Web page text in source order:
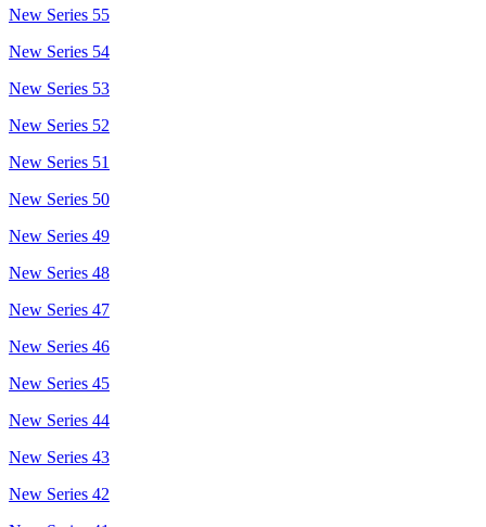
New Series 55
New Series 54
New Series 53
New Series 52
New Series 51
New Series 50
New Series 49
New Series 48
New Series 47
New Series 46
New Series 45
New Series 44
New Series 43
New Series 42